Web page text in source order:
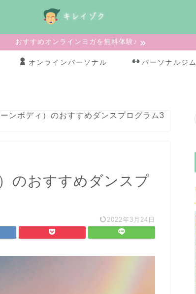
おすすめオンラインヨガを無料体験♪
オンラインパーソナル パーソナルジム
ンボディ）のおすすめダンスプログラム3
のおすすめダンスプ
2022年3月24日